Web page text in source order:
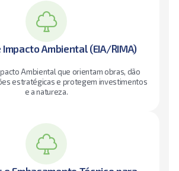
Impacto Ambiental (EIA/RIMA)
Ambiental que orientam obras, dão
estratégicas e protegem investimentos
e a natureza.